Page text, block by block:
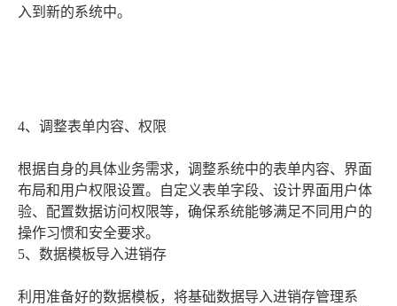
入到新的系统中。
4、调整表单内容、权限
根据自身的具体业务需求，调整系统中的表单内容、界面
布局和用户权限设置。自定义表单字段、设计界面用户体
验、配置数据访问权限等，确保系统能够满足不同用户的
操作习惯和安全要求。
5、数据模板导入进销存
利用准备好的数据模板，将基础数据导入进销存管理系